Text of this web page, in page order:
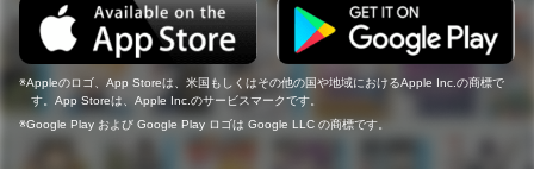
Appleのロゴ、App Storeは、米国もしくはその他の国や地域におけるApple Inc.の商標で
す。App Storeは、Apple Inc.のサービスマークです。
Google Play および Google Play ロゴは Google LLC の商標です。